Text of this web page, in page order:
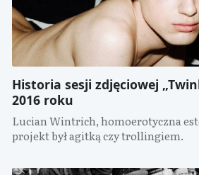
Historia sesji zdjęciowej
2016 roku
Lucian Wintrich, homoerotyczna
projekt był agitką czy trollingiem.